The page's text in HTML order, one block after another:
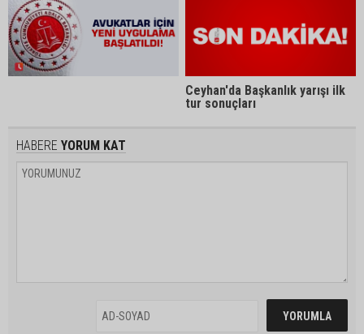
Ceyhan'da Başkanlık yarışı ilk
tur sonuçları
HABERE YORUM KAT